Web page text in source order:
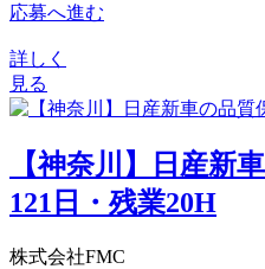
応募へ進む
詳しく
見る
【神奈川】日産新
121日・残業20H
株式会社FMC